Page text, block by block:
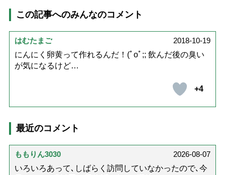
この記事へのみんなのコメント
はむたまご
2018-10-19
にんにく卵黄って作れるんだ！(ﾟoﾟ;; 飲んだ後の臭い
が気になるけど…
+4
最近のコメント
ももりん3030
2026-08-07
いろいろあって､しばらく訪問していなかったので､今